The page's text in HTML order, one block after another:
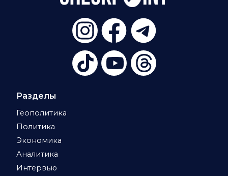
Разделы
Геополитика
Политика
Экономика
Аналитика
Интервью